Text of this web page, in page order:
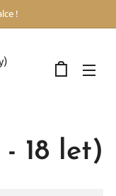
!
18 let)